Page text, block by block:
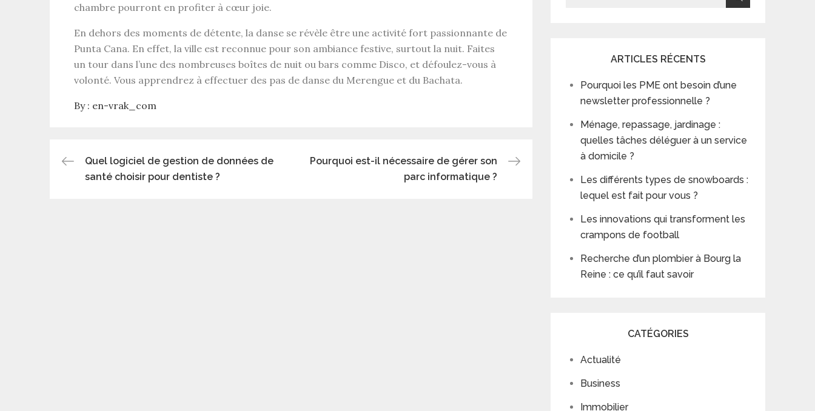
chambre pourront en profiter à cœur joie.
En dehors des moments de détente, la danse se révèle être une activité fort passionnante de
Punta Cana. En effet, la ville est reconnue pour son ambiance festive, surtout la nuit. Faites
un tour dans l’une des nombreuses boîtes de nuit ou bars comme Disco, et défoulez-vous à
volonté. Vous apprendrez à effectuer des pas de danse du Merengue et du Bachata.
By : en-vrak_com
Navigation
Quel logiciel de gestion de données de
santé choisir pour dentiste ?
Pourquoi est-il nécessaire de gérer son
parc informatique ?
ARTICLES RÉCENTS
Pourquoi les PME ont besoin d’une
newsletter professionnelle ?
Ménage, repassage, jardinage :
quelles tâches déléguer à un service
à domicile ?
Les différents types de snowboards :
lequel est fait pour vous ?
Les innovations qui transforment les
crampons de football
Recherche d’un plombier à Bourg la
Reine : ce qu’il faut savoir
CATÉGORIES
Actualité
Business
Immobilier